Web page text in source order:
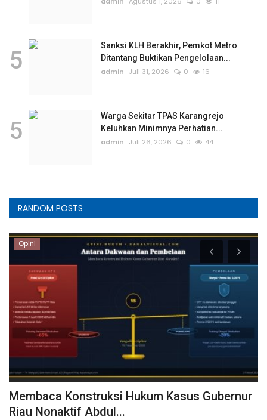
5
Sanksi KLH Berakhir, Pemkot Metro
Ditantang Buktikan Pengelolaan...
admin
Juli 31, 2026 0 16
5
Warga Sekitar TPAS Karangrejo
Keluhkan Minimnya Perhatian...
admin
Juli 26, 2026 0 44
RANDOM POSTS
Opini
Membaca Konstruksi Hukum Kasus Gubernur
Riau Nonaktif Abdul...